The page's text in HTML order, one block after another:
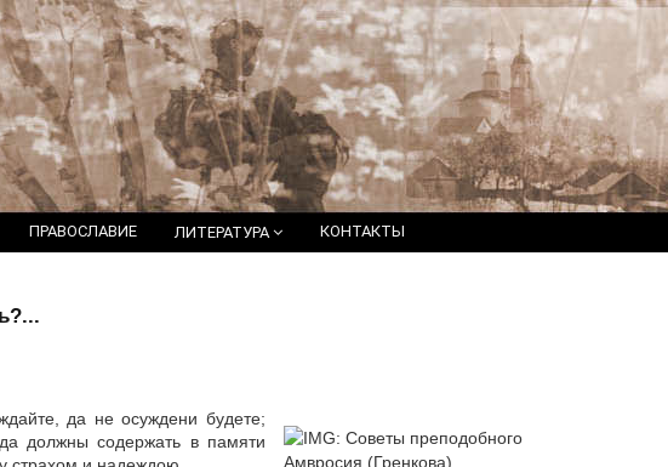
ПРАВОСЛАВИЕ ЛИТЕРАТУРА КОНТАКТЫ
да не осуждени будете;
должны содержать в памяти